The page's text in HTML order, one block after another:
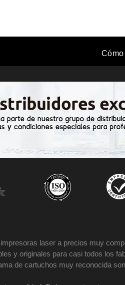
laser a precios muy
y originales para casi todos los
de cartuchos muy reconocida